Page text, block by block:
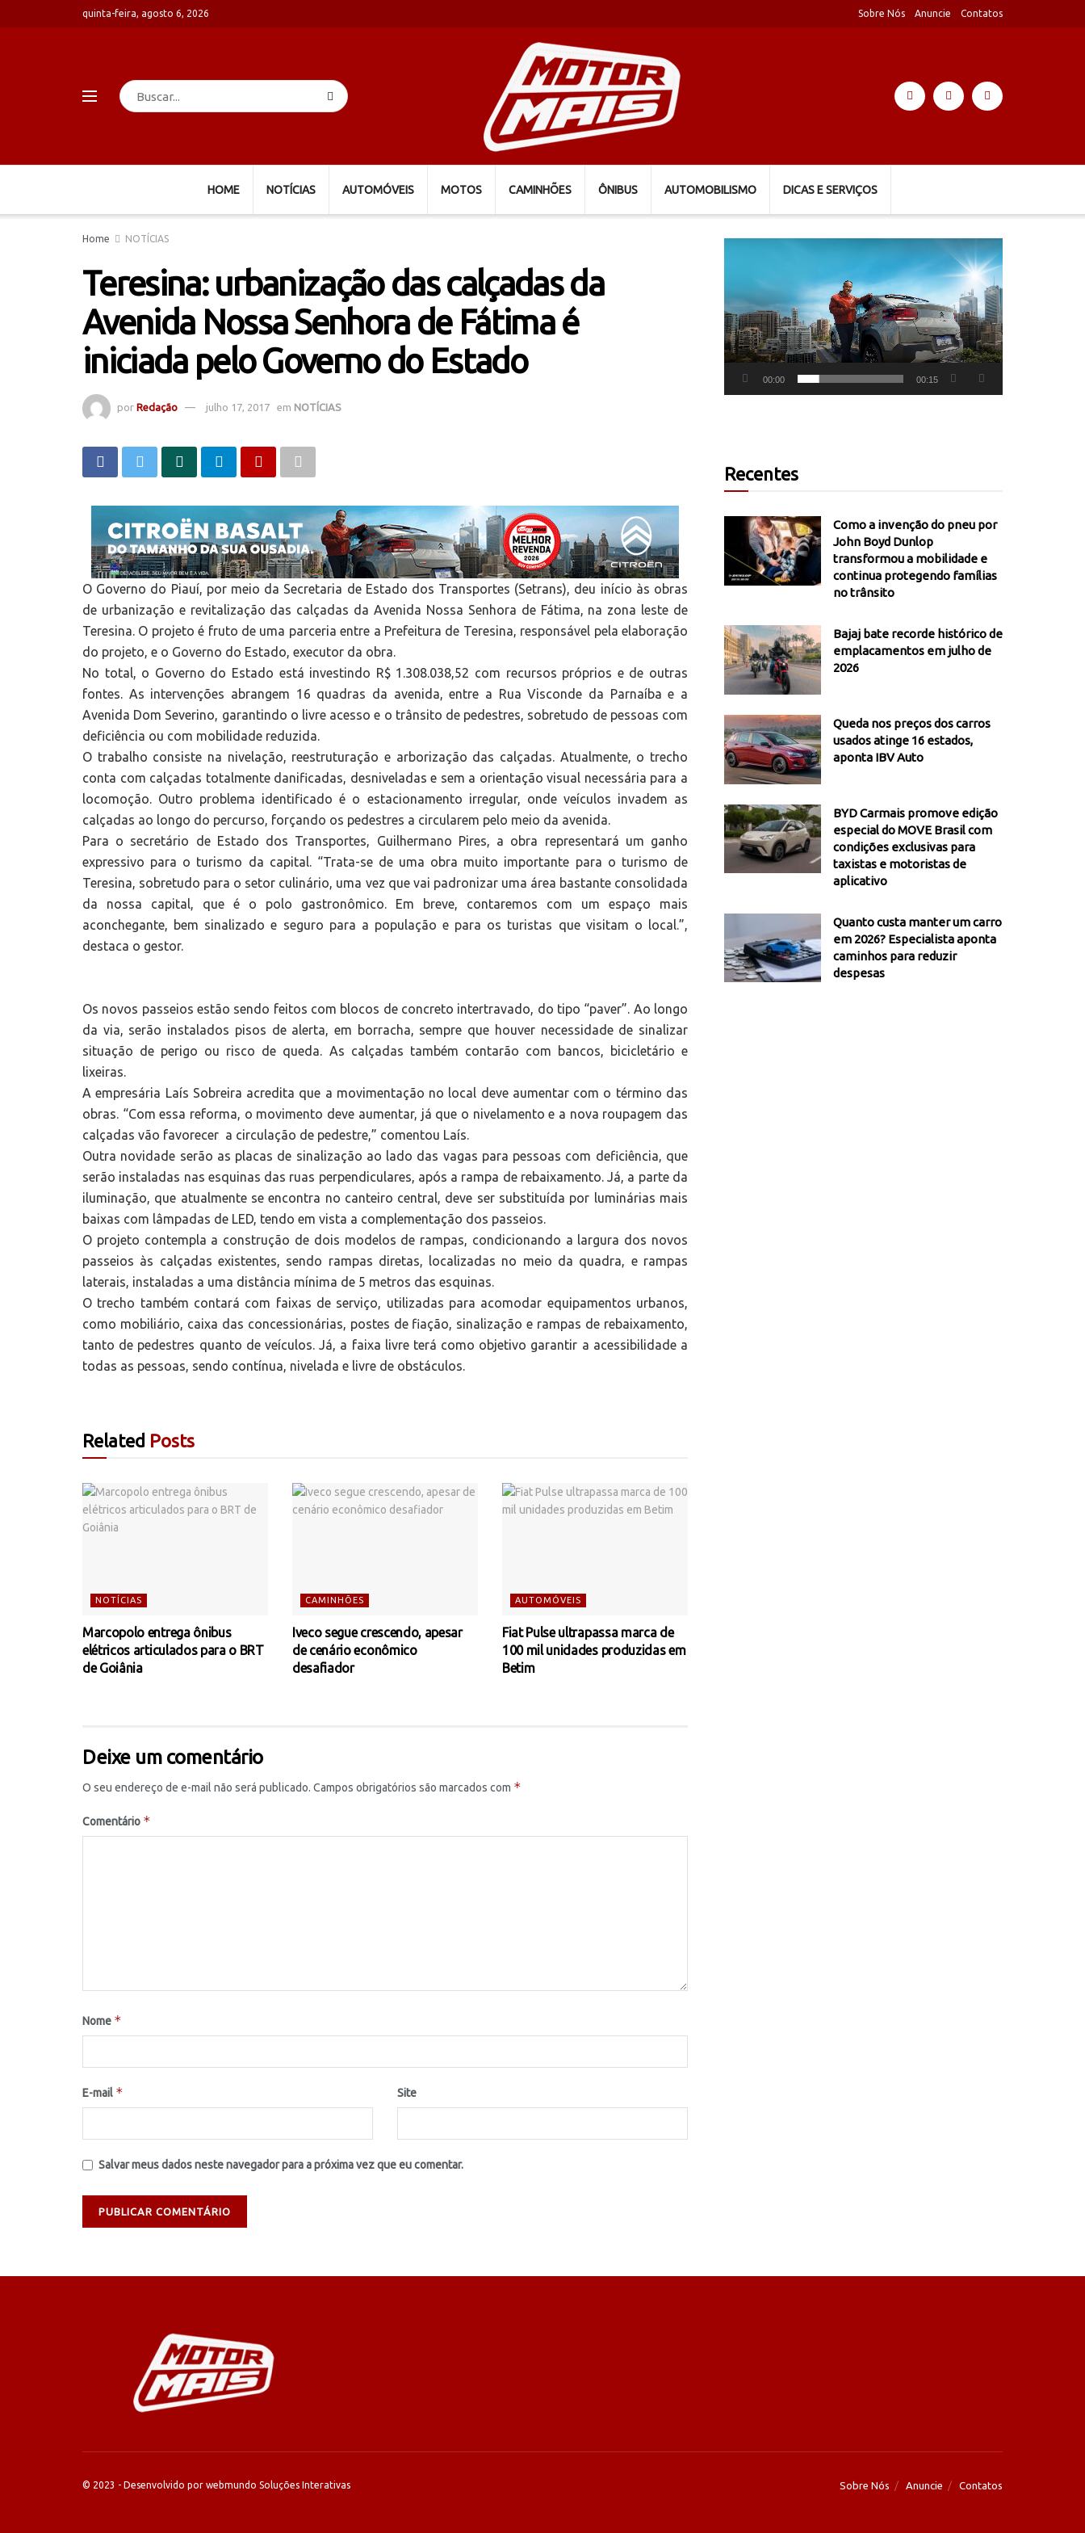
quinta-feira, agosto 6, 2026 Sobre Nós Anuncie Contatos
HOME NOTÍCIAS AUTOMÓVEIS MOTOS CAMINHÕES ÔNIBUS AUTOMOBILISMO DICAS E SERVIÇOS
Home NOTÍCIAS
Teresina: urbanização das calçadas da
Avenida Nossa Senhora de Fátima é
iniciada pelo Governo do Estado
por Redação julho 17, 2017 em NOTÍCIAS
O Governo do Piauí, por meio da Secretaria de Estado dos Transportes (Setrans), deu início às obras
de urbanização e revitalização das calçadas da Avenida Nossa Senhora de Fátima, na zona leste de
Teresina. O projeto é fruto de uma parceria entre a Prefeitura de Teresina, responsável pela elaboração
do projeto, e o Governo do Estado, executor da obra.
No total, o Governo do Estado está investindo R$ 1.308.038,52 com recursos próprios e de outras
fontes. As intervenções abrangem 16 quadras da avenida, entre a Rua Visconde da Parnaíba e a
Avenida Dom Severino, garantindo o livre acesso e o trânsito de pedestres, sobretudo de pessoas com
deficiência ou com mobilidade reduzida.
O trabalho consiste na nivelação, reestruturação e arborização das calçadas. Atualmente, o trecho
conta com calçadas totalmente danificadas, desniveladas e sem a orientação visual necessária para a
locomoção. Outro problema identificado é o estacionamento irregular, onde veículos invadem as
calçadas ao longo do percurso, forçando os pedestres a circularem pelo meio da avenida.
Para o secretário de Estado dos Transportes, Guilhermano Pires, a obra representará um ganho
expressivo para o turismo da capital. “Trata-se de uma obra muito importante para o turismo de
Teresina, sobretudo para o setor culinário, uma vez que vai padronizar uma área bastante consolidada
da nossa capital, que é o polo gastronômico. Em breve, contaremos com um espaço mais
aconchegante, bem sinalizado e seguro para a população e para os turistas que visitam o local.”,
destaca o gestor.
Os novos passeios estão sendo feitos com blocos de concreto intertravado, do tipo “paver”. Ao longo
da via, serão instalados pisos de alerta, em borracha, sempre que houver necessidade de sinalizar
situação de perigo ou risco de queda. As calçadas também contarão com bancos, bicicletário e
lixeiras.
A empresária Laís Sobreira acredita que a movimentação no local deve aumentar com o término das
obras. “Com essa reforma, o movimento deve aumentar, já que o nivelamento e a nova roupagem das
calçadas vão favorecer a circulação de pedestre,” comentou Laís.
Outra novidade serão as placas de sinalização ao lado das vagas para pessoas com deficiência, que
serão instaladas nas esquinas das ruas perpendiculares, após a rampa de rebaixamento. Já, a parte da
iluminação, que atualmente se encontra no canteiro central, deve ser substituída por luminárias mais
baixas com lâmpadas de LED, tendo em vista a complementação dos passeios.
O projeto contempla a construção de dois modelos de rampas, condicionando a largura dos novos
passeios às calçadas existentes, sendo rampas diretas, localizadas no meio da quadra, e rampas
laterais, instaladas a uma distância mínima de 5 metros das esquinas.
O trecho também contará com faixas de serviço, utilizadas para acomodar equipamentos urbanos,
como mobiliário, caixa das concessionárias, postes de fiação, sinalização e rampas de rebaixamento,
tanto de pedestres quanto de veículos. Já, a faixa livre terá como objetivo garantir a acessibilidade a
todas as pessoas, sendo contínua, nivelada e livre de obstáculos.
Related Posts
NOTÍCIAS
Marcopolo entrega ônibus
elétricos articulados para o BRT
de Goiânia
CAMINHÕES
Iveco segue crescendo, apesar
de cenário econômico
desafiador
AUTOMÓVEIS
Fiat Pulse ultrapassa marca de
100 mil unidades produzidas em
Betim
Deixe um comentário
O seu endereço de e-mail não será publicado. Campos obrigatórios são marcados com *
Comentário *
Nome *
E-mail * Site
Salvar meus dados neste navegador para a próxima vez que eu comentar.
00:00 00:15
Recentes
Como a invenção do pneu por
John Boyd Dunlop
transformou a mobilidade e
continua protegendo famílias
no trânsito
Bajaj bate recorde histórico de
emplacamentos em julho de
2026
Queda nos preços dos carros
usados atinge 16 estados,
aponta IBV Auto
BYD Carmais promove edição
especial do MOVE Brasil com
condições exclusivas para
taxistas e motoristas de
aplicativo
Quanto custa manter um carro
em 2026? Especialista aponta
caminhos para reduzir
despesas
Sobre Nós Anuncie Contatos
© 2023 - Desenvolvido por webmundo Soluções Interativas